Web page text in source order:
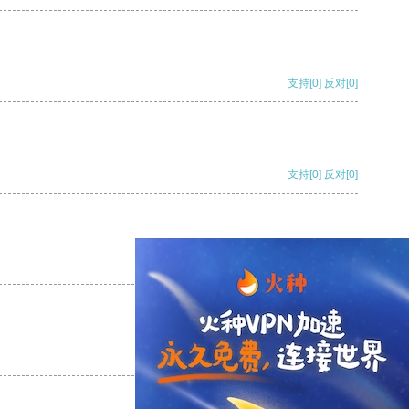
支持[0] 反对[0]
支持[0] 反对[0]
支持 [0] 反对[0]